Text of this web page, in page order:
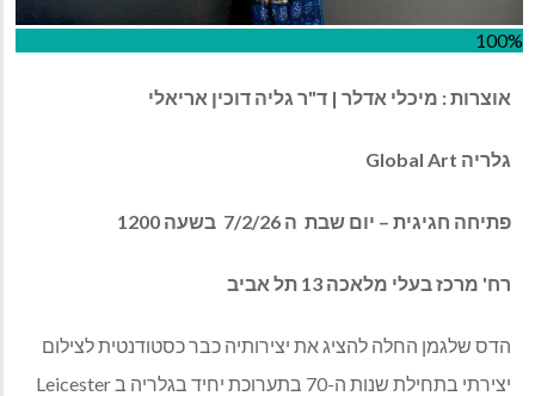
100%
אוצרות : מיכלי אדלר | ד"ר גליה דוכין אריאלי
גלריה Global Art
פתיחה חגיגית – יום שבת ה 7/2/26 בשעה 1200
רח' מרכז בעלי מלאכה 13 תל אביב
הדס שלגמן החלה להציג את יצירותיה כבר כסטודנטית לצילום
יצירתי בתחילת שנות ה-70 בתערוכת יחיד בגלריה ב
Leicester